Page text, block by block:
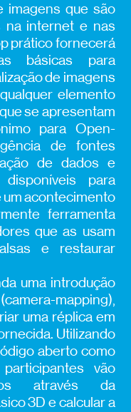
imagens que são
na internet e nas
prático fornecerá
básicas para
de imagens
elemento
se apresentam
para Open-
de fontes
de dados e
disponíveis para
acontecimento
ferramenta
que as usam
e restaurar
uma introdução
mapping),
uma réplica em
Utilizando
aberto como
vão
através da
3D e calcular a